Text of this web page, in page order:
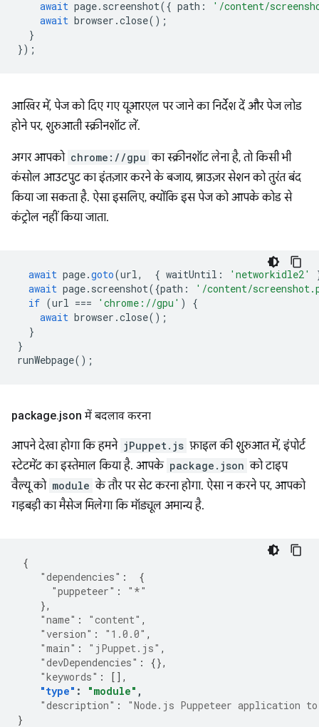
await page. screenshot({ path :
'/content/
await browser .close();
}
});
आखिर में, पेज को दिए गए यूआरएल पर जाने का निर्देश दें और पेज लोड
होने पर, शुरुआती स्क्रीनशॉट लें.
अगर आपको chrome://gpu का स्क्रीनशॉट लेना है, तो किसी भी
कंसोल आउटपुट का इंतज़ार करने के बजाय, ब्राउज़र सेशन को तुरंत बंद
किया जा सकता है. ऐसा इसलिए, क्योंकि इस पेज को आपके कोड से
कंट्रोल नहीं किया जाता.
await page.goto(url , { waitUntil : 'networkidle2'
await page. screenshot({path :
'/content/
if (url === 'chrome://gpu' )
{
await browser .close();
}
}
runWebpage();
package.json में बदलाव करना
आपने देखा होगा कि हमने jPuppet.js फ़ाइल की शुरुआत में, इंपोर्ट
स्टेटमेंट का इस्तेमाल किया है. आपके package.json को टाइप
वैल्यू को module के तौर पर सेट करना होगा. ऐसा न करने पर, आपको
गड़बड़ी का मैसेज मिलेगा कि मॉड्यूल अमान्य है.
{
"dependencies" :
{
"puppeteer" :
"*"
},
"name" : "content" ,
"version" : "1.0.0" ,
"main" : "jPuppet.js" ,
"devDependencies" :
{},
"keywords" :
[],
"type" : "module" ,
"description" :
"Node.js Puppeteer application
}